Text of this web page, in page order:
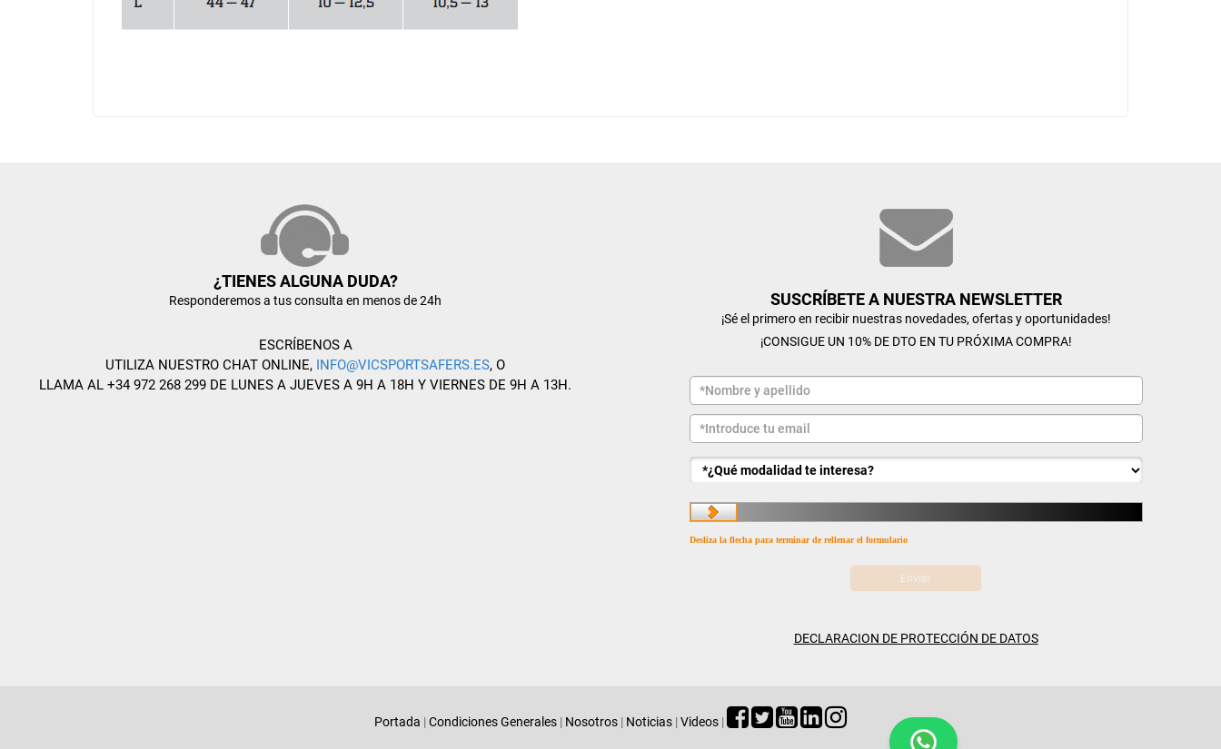
¿TIENES ALGUNA DUDA?
Responderemos a tus consulta en menos de 24h
ESCRÍBENOS A
UTILIZA NUESTRO CHAT ONLINE, INFO@VICSPORTSAFERS.ES, O
LLAMA AL +34 972 268 299 DE LUNES A JUEVES A 9H A 18H Y VIERNES DE 9H A 13H.
SUSCRÍBETE A NUESTRA NEWSLETTER
¡Sé el primero en recibir nuestras novedades, ofertas y oportunidades!
¡CONSIGUE UN 10% DE DTO EN TU PRÓXIMA COMPRA!
Desliza la flecha para terminar de rellenar el formulario
DECLARACION DE PROTECCIÓN DE DATOS
Portada |Condiciones Generales | Nosotros | Noticias |Videos |